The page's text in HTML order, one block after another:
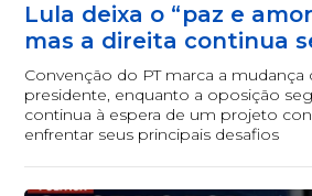
Lula deixa o “paz e
mas a direita continua
Convenção do PT marca a mudança
presidente, enquanto a oposição
continua à espera de um projeto
enfrentar seus principais desafios